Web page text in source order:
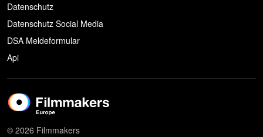
Datenschutz
Datenschutz Social Media
DSA Meldeformular
Api
© 2026 Filmmakers